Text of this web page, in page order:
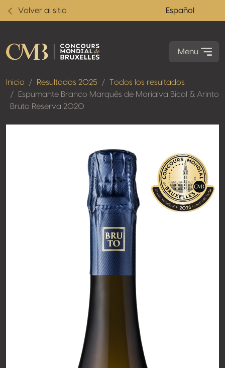
Volver al sitio Español
Menu
Inicio Resultados 2025
Todos los resultados
Espumante Branco Marquês de Marialva Bical & Arinto
Bruto Reserva 2020